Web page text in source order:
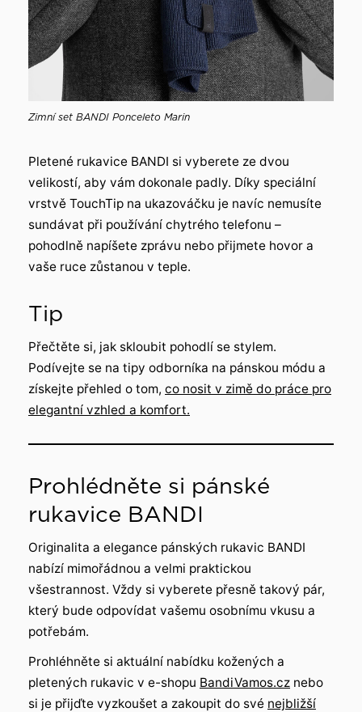
Zimní set BANDI Ponceleto Marin
Pletené rukavice BANDI si vyberete ze dvou
velikostí, aby vám dokonale padly. Díky speciální
vrstvě TouchTip na ukazováčku je navíc nemusíte
sundávat při používání chytrého telefonu –
pohodlně napíšete zprávu nebo přijmete hovor a
vaše ruce zůstanou v teple.
Tip
Přečtěte si, jak skloubit pohodlí se stylem.
Podívejte se na tipy odborníka na pánskou módu a
získejte přehled o tom, co nosit v zimě do práce pro
elegantní vzhled a komfort.
Prohlédněte si pánské
rukavice BANDI
Originalita a elegance pánských rukavic BANDI
nabízí mimořádnou a velmi praktickou
všestrannost. Vždy si vyberete přesně takový pár,
který bude odpovídat vašemu osobnímu vkusu a
potřebám.
Prohléhněte si aktuální nabídku kožených a
pletených rukavic v e-shopu BandiVamos.cz nebo
si je přijďte vyzkoušet a zakoupit do své nejbližší